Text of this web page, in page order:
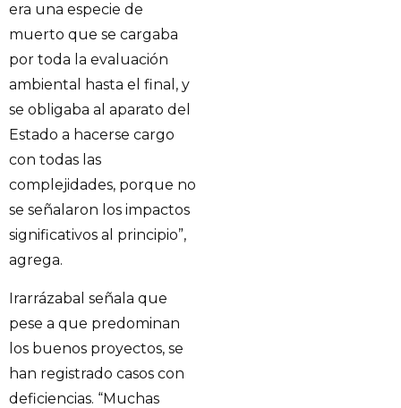
era una especie de
muerto que se cargaba
por toda la evaluación
ambiental hasta el final, y
se obligaba al aparato del
Estado a hacerse cargo
con todas las
complejidades, porque no
se señalaron los impactos
significativos al principio”,
agrega.
Irarrázabal señala que
pese a que predominan
los buenos proyectos, se
han registrado casos con
deficiencias. “Muchas